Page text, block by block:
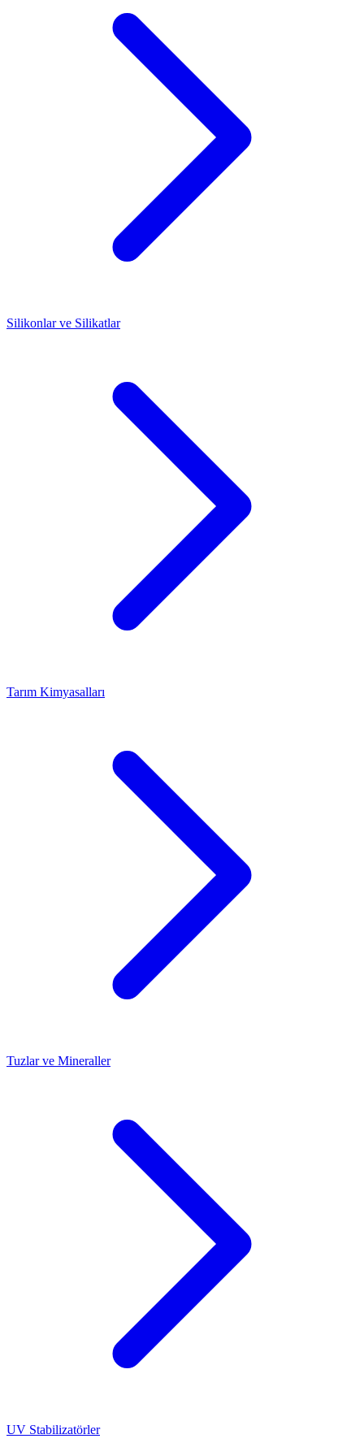
Silikonlar ve Silikatlar
Tarım Kimyasalları
Tuzlar ve Mineraller
UV Stabilizatörler